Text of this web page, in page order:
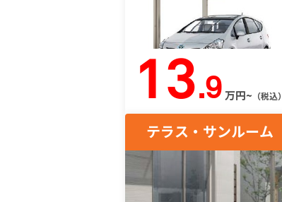
13.9 万円~ （税込）
テラス・サンルーム